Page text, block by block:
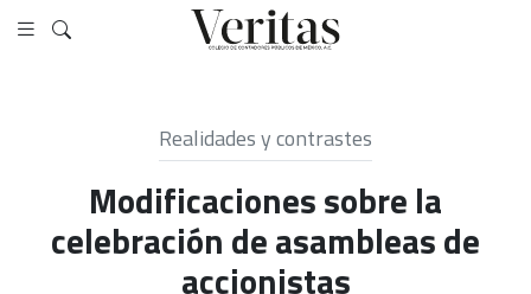
Realidades y contrastes
Modificaciones sobre la
celebración de asambleas de
accionistas